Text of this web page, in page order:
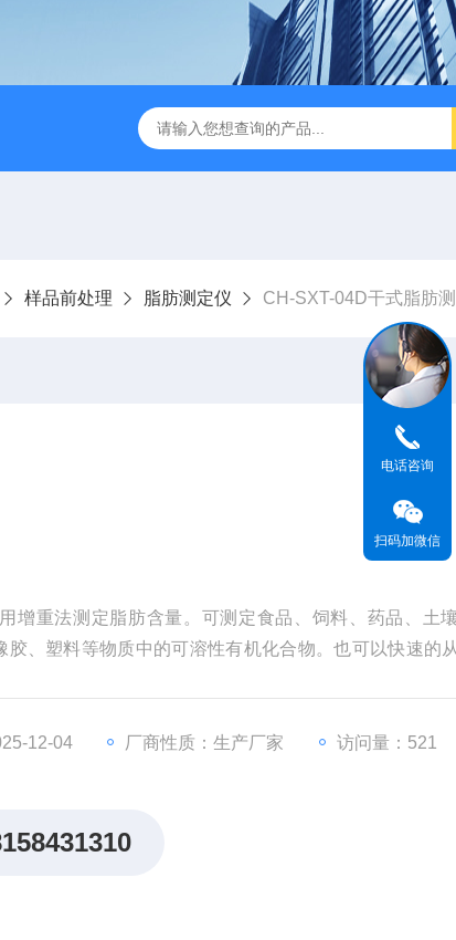
酸仪ZDGS-8 厌氧手套箱YQX-I半自动厌氧培养箱
样品前处理 脂肪测定仪 CH-SXT-04D干式脂肪
增重法测定脂肪含量。可测定食品、饲料、药品、土
、塑料等物质中的可溶性有机化合物。也可以快速的
12-04 厂商性质：生产厂家 访问量：521
电话咨询
扫码加微信